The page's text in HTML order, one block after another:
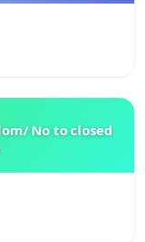
No to closed